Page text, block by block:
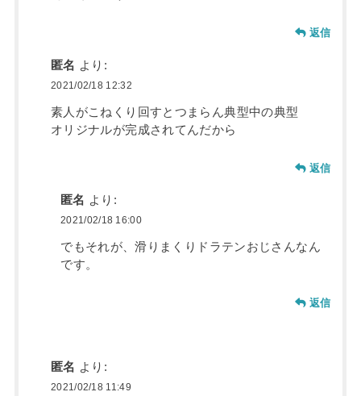
返信
匿名 より:
2021/02/18 12:32
素人がこねくり回すとつまらん典型中の典型
オリジナルが完成されてんだから
返信
匿名 より:
2021/02/18 16:00
でもそれが、滑りまくりドラテンおじさんなん
です。
返信
匿名 より:
2021/02/18 11:49